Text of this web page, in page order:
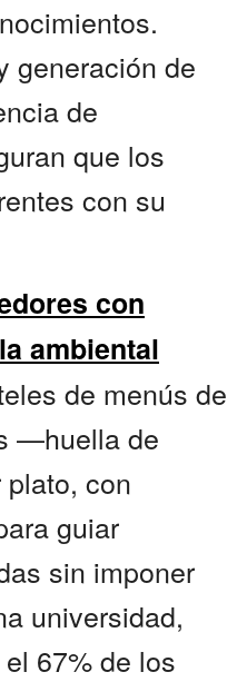
generación de
de
que los
con su
con
ambiental
de menús de
—huella de
con
guiar
sin imponer
universidad,
67% de los